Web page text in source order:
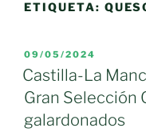
ETIQUETA:
PUBLICADO
EL
09/05/2024
Castilla-La
Gran Selección
galardonados